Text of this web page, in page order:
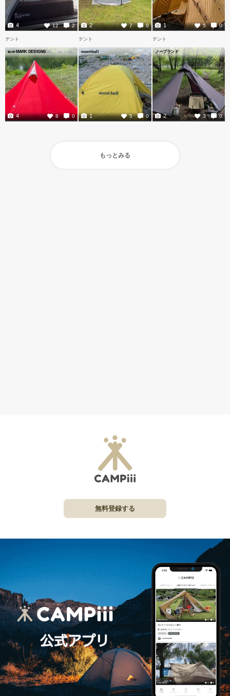
12 2
4 7 0
2 5 0
1
テント
tent-MARK DESIGNS
8 0
4
テント
mont-bell
5 0
1
テント
ノーブランド
3 0
2
もっとみる
無料登録する